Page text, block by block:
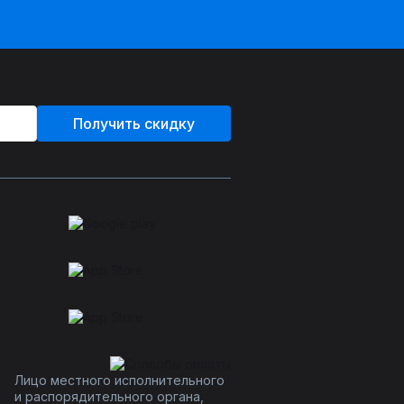
Получить скидку
Лицо местного исполнительного
и распорядительного органа,